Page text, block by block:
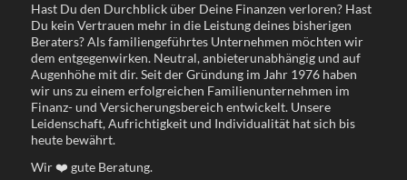
Hast Du den Durchblick über Deine Finanzen verloren? Hast
Du kein Vertrauen mehr in die Leistung deines bisherigen
Beraters? Als familiengeführtes Unternehmen möchten wir
dem entgegenwirken. Neutral, anbieterunabhängig und auf
Augenhöhe mit dir. Seit der Gründung im Jahr 1976 haben
wir uns zu einem erfolgreichen Familienunternehmen im
Finanz- und Versicherungsbereich entwickelt. Unsere
Leidenschaft, Aufrichtigkeit und Individualität hat sich bis
heute bewährt.
Wir❤️ gute Beratung.